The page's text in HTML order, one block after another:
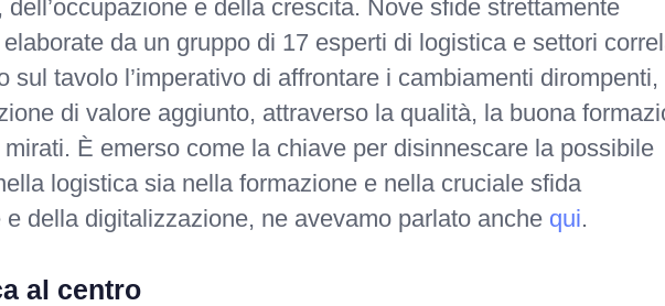
dell’occupazione e della crescita. Nove sfide strettamente
da un gruppo di 17 esperti di logistica e settori
sul tavolo l’imperativo di affrontare i cambiamenti dirompenti,
di valore aggiunto, attraverso la qualità, la buona
È emerso come la chiave per disinnescare la possibile
logistica sia nella formazione e nella cruciale sfida
e della digitalizzazione, ne avevamo parlato anche qui.
al centro